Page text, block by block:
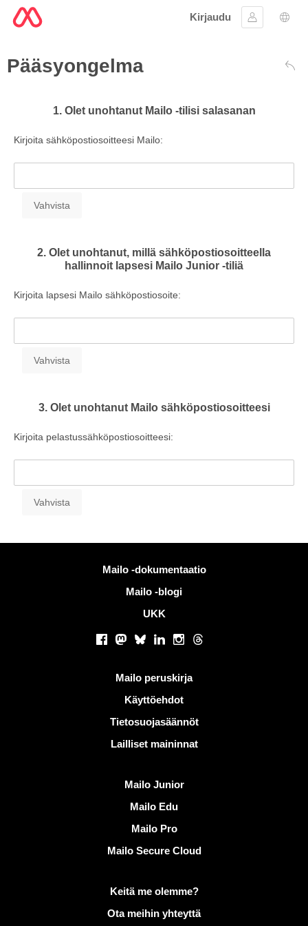
Kirjaudu
Kirjaudu
Pääsyongelma
1. Olet unohtanut Mailo -tilisi salasanan
Kirjoita sähköpostiosoitteesi Mailo:
2. Olet unohtanut, millä sähköpostiosoitteella
hallinnoit lapsesi Mailo Junior -tiliä
Kirjoita lapsesi Mailo sähköpostiosoite:
3. Olet unohtanut Mailo sähköpostiosoitteesi
Kirjoita pelastussähköpostiosoitteesi:
Mailo -dokumentaatio
Mailo -blogi
UKK
Sosiaaliset verkostot
Facebook
Mastodon
BlueskyLinkedInInstagram
Threads
Mailo peruskirja
Käyttöehdot
Tietosuojasäännöt
Lailliset maininnat
Mailo Junior
Mailo Edu
Mailo Pro
Mailo Secure Cloud
Lisätietoja aiheesta MailoKeitä me olemme?
Ota meihin yhteyttä